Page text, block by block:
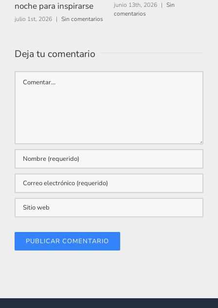
noche para inspirarse
julio 1st, 2026 | Sin comentarios
junio 13th, 2026 | Sin
comentarios
Deja tu comentario
Comentar